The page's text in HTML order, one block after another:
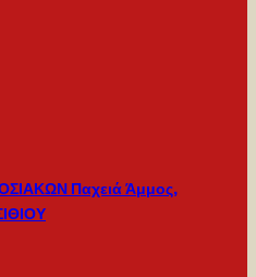
Παχειά Άμμος,